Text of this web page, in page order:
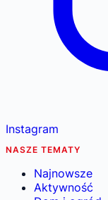
Instagram
NASZE TEMATY
Najnowsze
Aktywność